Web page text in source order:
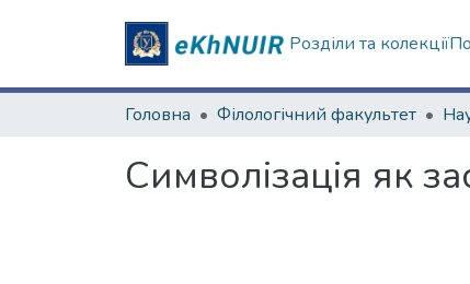
Розділи та колекції
Головна Філологічний факультет
Символізація як